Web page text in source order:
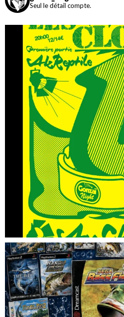
Seul le détail compte.